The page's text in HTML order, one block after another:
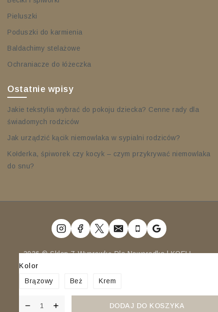
Kolor
Brązowy
Beż Krem
DODAJ DO KOSZYKA
Pieluszki
Poduszki do karmienia
Baldachimy stelażowe
Ochraniacze do łóżeczka
Ostatnie wpisy
Jakie tekstylia wybrać do pokoju dziecka? Cenne rady dla
świadomych rodziców
Jak urządzić kącik niemowlaka w sypialni rodziców?
Kołderka, śpiworek czy kocyk – czym przykrywać niemowlaka
do snu?
2026 © Sklep Z Wyprawką Dla Noworodka | KOELL.